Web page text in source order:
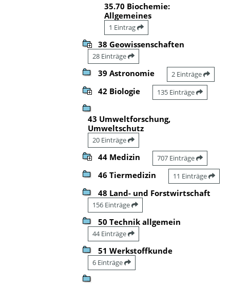
35.70 Biochemie:
Allgemeines
1 Eintrag
38 Geowissenschaften
28 Einträge
39 Astronomie 2 Einträge
42 Biologie 135 Einträge
43 Umweltforschung,
Umweltschutz
20 Einträge
44 Medizin 707 Einträge
46 Tiermedizin 11 Einträge
48 Land- und Forstwirtschaft
156 Einträge
50 Technik allgemein
44 Einträge
51 Werkstoffkunde
6 Einträge